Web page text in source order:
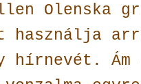
Olenska
használja
hírnevét.